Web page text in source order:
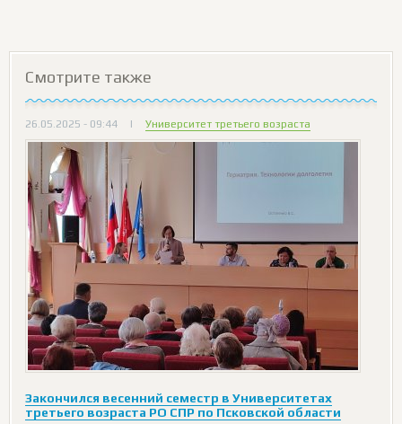
Смотрите также
26.05.2025 - 09:44 | Университет третьего возраста
Закончился весенний семестр в Университетах
третьего возраста РО СПР по Псковской области